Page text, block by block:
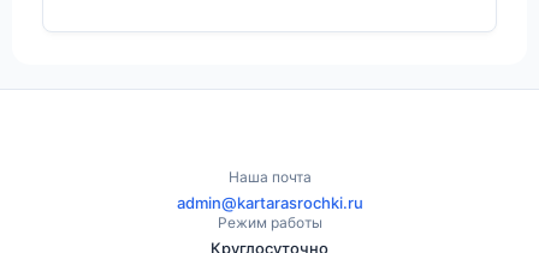
Наша почта
admin@kartarasrochki.ru
Режим работы
Круглосуточно